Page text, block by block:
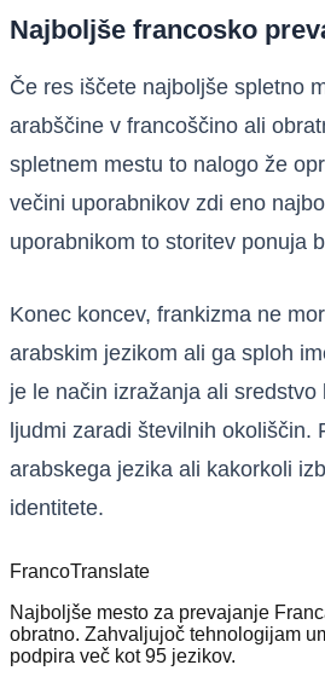
Najboljše francosko
Če res iščete najboljše spletno
arabščine v francoščino ali
spletnem mestu to nalogo že
večini uporabnikov zdi eno
uporabnikom to storitev ponuja
Konec koncev, frankizma ne
arabskim jezikom ali ga sploh
je le način izražanja ali sredstvo
ljudmi zaradi številnih okoliščin.
arabskega jezika ali kakorkoli
identitete.
FrancoTranslate
Najboljše mesto za prevajanje
obratno. Zahvaljujoč tehnologijam
podpira več kot 95 jezikov.